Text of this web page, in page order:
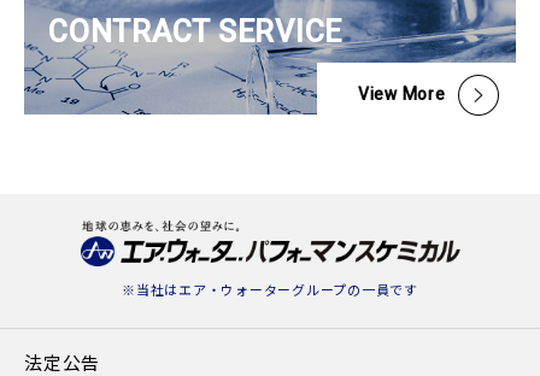
CONTRACT SERVICE
View More
※当社はエア・ウォーターグループの一員です
法定公告